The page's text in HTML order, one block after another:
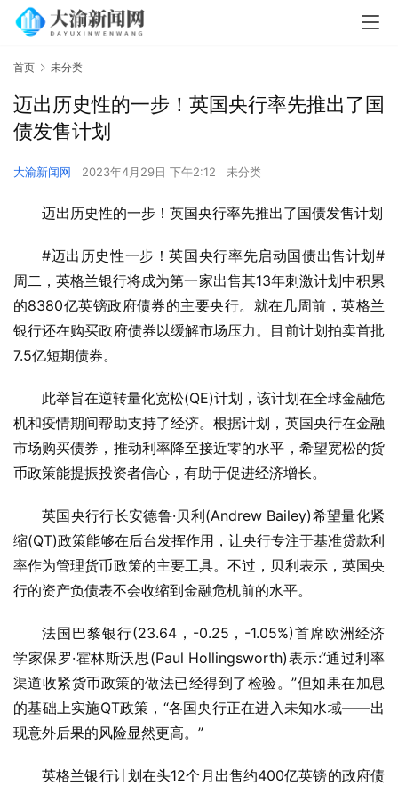
首页 未分类
迈出历史性的一步！英国央行率先推出了国
债发售计划
大渝新闻网 2023年4月29日 下午2:12 未分类
迈出历史性的一步！英国央行率先推出了国债发售计划
#迈出历史性一步！英国央行率先启动国债出售计划#
周二，英格兰银行将成为第一家出售其13年刺激计划中积累
的8380亿英镑政府债券的主要央行。就在几周前，英格兰
银行还在购买政府债券以缓解市场压力。目前计划拍卖首批
7.5亿短期债券。
此举旨在逆转量化宽松(QE)计划，该计划在全球金融危
机和疫情期间帮助支持了经济。根据计划，英国央行在金融
市场购买债券，推动利率降至接近零的水平，希望宽松的货
币政策能提振投资者信心，有助于促进经济增长。
英国央行行长安德鲁·贝利(Andrew Bailey)希望量化紧
缩(QT)政策能够在后台发挥作用，让央行专注于基准贷款利
率作为管理货币政策的主要工具。不过，贝利表示，英国央
行的资产负债表不会收缩到金融危机前的水平。
法国巴黎银行(23.64，-0.25，-1.05%)首席欧洲经济
学家保罗·霍林斯沃思(Paul Hollingsworth)表示:“通过利率
渠道收紧货币政策的做法已经得到了检验。”但如果在加息
的基础上实施QT政策，“各国央行正在进入未知水域——出
现意外后果的风险显然更高。”
英格兰银行计划在头12个月出售约400亿英镑的政府债